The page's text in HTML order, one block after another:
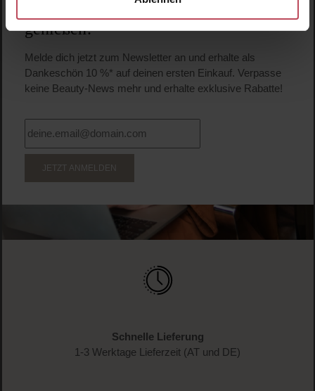
Anmelden & exklusive Vorteile
genießen!
Melde dich jetzt zum Newsletter an und erhalte als
Dankeschön 10 %* auf deinen ersten Einkauf. Verpasse
keine Beauty-News mehr und erhalte exklusive Rabatte!
JETZT ANMELDEN
Schnelle Lieferung
1-3 Werktage Lieferzeit (AT und DE)